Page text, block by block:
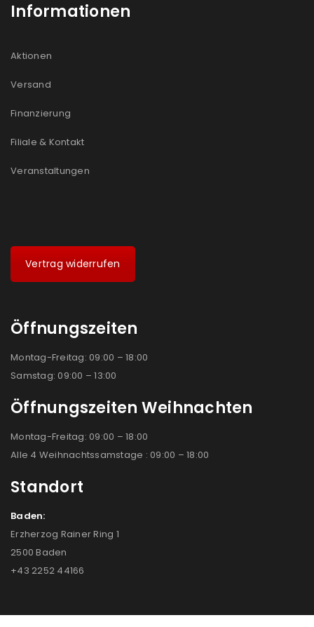
Informationen
Aktionen
Versand
Finanzierung
Filiale & Kontakt
Veranstaltungen
Vertrag widerrufen
Öffnungszeiten
Montag-Freitag: 09:00 – 18:00
Samstag: 09:00 – 13:00
Öffnungszeiten Weihnachten
Montag-Freitag: 09:00 – 18:00
Alle 4 Weihnachtssamstage : 09:00 – 18:00
Standort
Baden:
Erzherzog Rainer Ring 1
2500 Baden
+43 2252 44166